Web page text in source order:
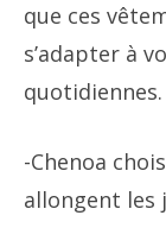
que ces
s’adapter à
quotidiennes.
-Chenoa
allongent les